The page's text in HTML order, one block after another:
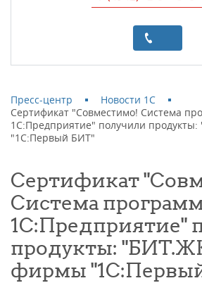
Пресс-центр
Новости 1С
Сертификат "Совместимо! Система
1С:Предприятие" получили
"1С:Первый БИТ"
Сертификат
Система
1С:Предприятие"
продукты:
фирмы